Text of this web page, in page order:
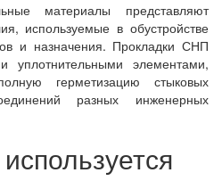
материалы представляют
используемые в обустройстве
и назначения. Прокладки СНП
элементами,
герметизацию стыковых
разных инженерных